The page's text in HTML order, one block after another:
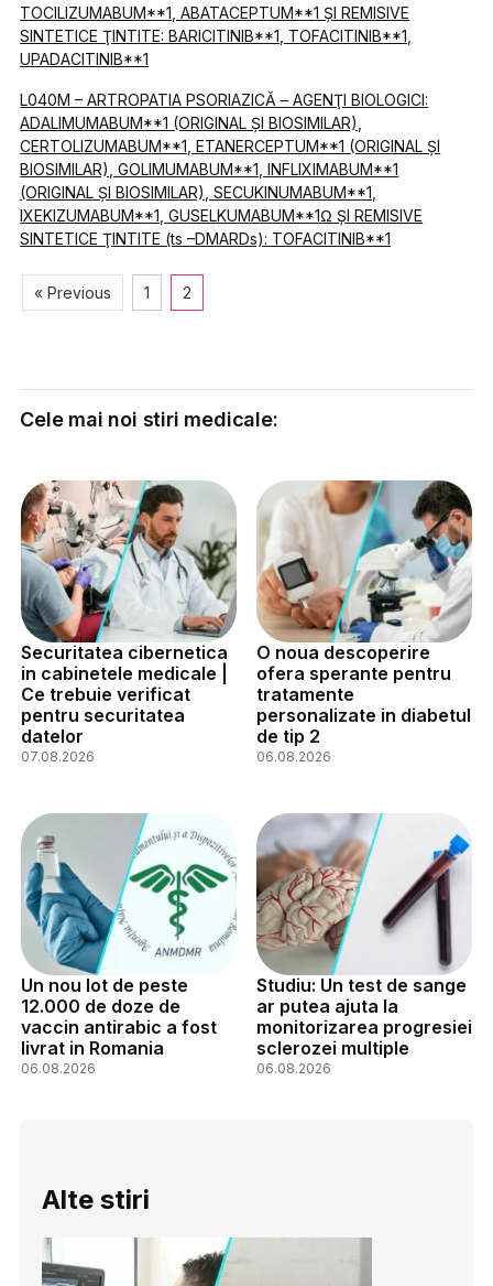
TOCILIZUMABUM**1, ABATACEPTUM**1 ŞI REMISIVE
SINTETICE ŢINTITE: BARICITINIB**1, TOFACITINIB**1,
UPADACITINIB**1
L040M – ARTROPATIA PSORIAZICĂ – AGENŢI BIOLOGICI:
ADALIMUMABUM**1 (ORIGINAL ŞI BIOSIMILAR),
CERTOLIZUMABUM**1, ETANERCEPTUM**1 (ORIGINAL ŞI
BIOSIMILAR), GOLIMUMABUM**1, INFLIXIMABUM**1
(ORIGINAL ŞI BIOSIMILAR), SECUKINUMABUM**1,
IXEKIZUMABUM**1, GUSELKUMABUM**1Ω ŞI REMISIVE
SINTETICE ŢINTITE (ts –DMARDs): TOFACITINIB**1
« Previous 1 2
Cele mai noi stiri medicale:
Securitatea cibernetica
in cabinetele medicale |
Ce trebuie verificat
pentru securitatea
datelor
07.08.2026
O noua descoperire
ofera sperante pentru
tratamente
personalizate in diabetul
de tip 2
06.08.2026
Un nou lot de peste
12.000 de doze de
vaccin antirabic a fost
livrat in Romania
06.08.2026
Studiu: Un test de sange
ar putea ajuta la
monitorizarea progresiei
sclerozei multiple
06.08.2026
Alte stiri